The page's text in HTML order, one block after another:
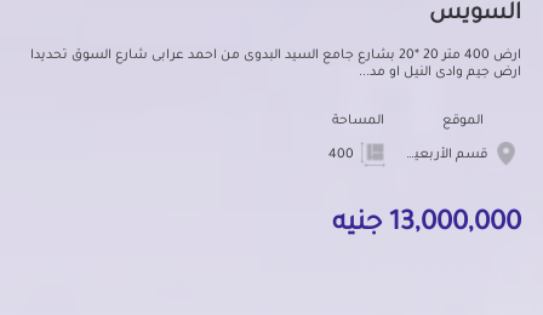
السويس
ارض 400 متر 20 *20 بشارع جامع السيد البدوى من احمد عرابى شارع السوق تحديدا
ارض جيم وادى النيل او مد...
الموقع
قسم الأربعين
المساحة
13,000,000 جنيه